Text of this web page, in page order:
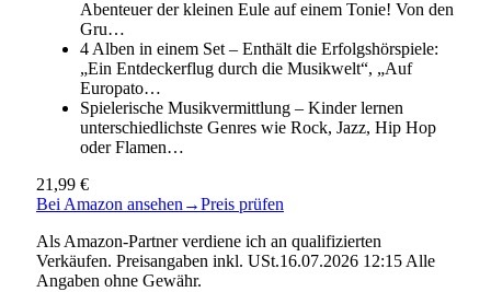
Abenteuer der kleinen Eule auf einem Tonie! Von den
Gru…
4 Alben in einem Set – Enthält die Erfolgshörspiele:
„Ein Entdeckerflug durch die Musikwelt“, „Auf
Europato…
Spielerische Musikvermittlung – Kinder lernen
unterschiedlichste Genres wie Rock, Jazz, Hip Hop
oder Flamen…
21,99 €
Bei Amazon ansehen →Preis prüfen
Als Amazon-Partner verdiene ich an qualifizierten
Verkäufen. Preisangaben inkl. USt.16.07.2026 12:15 Alle
Angaben ohne Gewähr.